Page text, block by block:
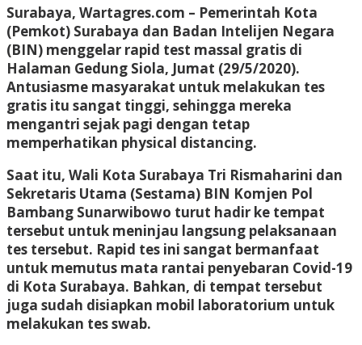
Surabaya, Wartagres.com – Pemerintah Kota
(Pemkot) Surabaya dan Badan Intelijen Negara
(BIN) menggelar rapid test massal gratis di
Halaman Gedung Siola, Jumat (29/5/2020).
Antusiasme masyarakat untuk melakukan tes
gratis itu sangat tinggi, sehingga mereka
mengantri sejak pagi dengan tetap
memperhatikan physical distancing.
Saat itu, Wali Kota Surabaya Tri Rismaharini dan
Sekretaris Utama (Sestama) BIN Komjen Pol
Bambang Sunarwibowo turut hadir ke tempat
tersebut untuk meninjau langsung pelaksanaan
tes tersebut. Rapid tes ini sangat bermanfaat
untuk memutus mata rantai penyebaran Covid-19
di Kota Surabaya. Bahkan, di tempat tersebut
juga sudah disiapkan mobil laboratorium untuk
melakukan tes swab.